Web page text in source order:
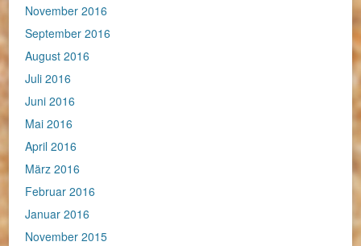
November 2016
September 2016
August 2016
Juli 2016
Juni 2016
Mai 2016
April 2016
März 2016
Februar 2016
Januar 2016
November 2015